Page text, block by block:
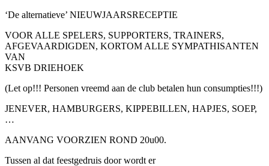
‘De alternatieve’ NIEUWJAARSRECEPTIE
VOOR ALLE SPELERS, SUPPORTERS, TRAINERS,
AFGEVAARDIGDEN, KORTOM ALLE SYMPATHISANTEN
VAN
KSVB DRIEHOEK
(Let op!!! Personen vreemd aan de club betalen hun consumpties!!!)
JENEVER, HAMBURGERS, KIPPEBILLEN, HAPJES, SOEP,
…
AANVANG VOORZIEN ROND 20u00.
Tussen al dat feestgedruis door wordt er